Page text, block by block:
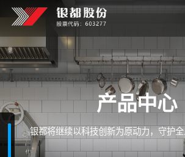
产品中心
银都将继续以科技创新为原动力，守护